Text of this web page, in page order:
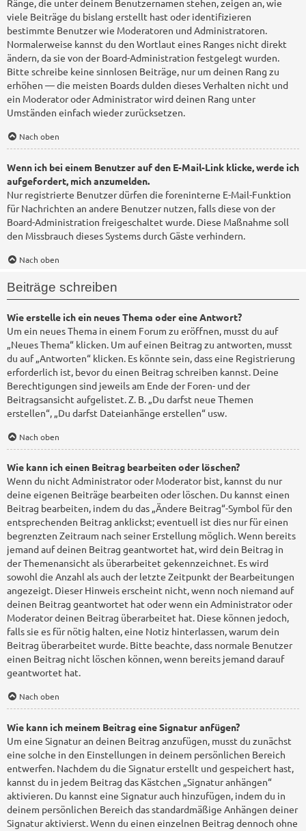
Ränge, die unter deinem Benutzernamen stehen, zeigen an, wie
viele Beiträge du bislang erstellt hast oder identifizieren
bestimmte Benutzer wie Moderatoren und Administratoren.
Normalerweise kannst du den Wortlaut eines Ranges nicht direkt
ändern, da sie von der Board-Administration festgelegt wurden.
Bitte schreibe keine sinnlosen Beiträge, nur um deinen Rang zu
erhöhen — die meisten Boards dulden dieses Verhalten nicht und
ein Moderator oder Administrator wird deinen Rang unter
Umständen einfach wieder zurücksetzen.
Nach oben
Wenn ich bei einem Benutzer auf den E-Mail-Link klicke, werde ich
aufgefordert, mich anzumelden.
Nur registrierte Benutzer dürfen die foreninterne E-Mail-Funktion
für Nachrichten an andere Benutzer nutzen, falls diese von der
Board-Administration freigeschaltet wurde. Diese Maßnahme soll
den Missbrauch dieses Systems durch Gäste verhindern.
Nach oben
Beiträge schreiben
Wie erstelle ich ein neues Thema oder eine Antwort?
Um ein neues Thema in einem Forum zu eröffnen, musst du auf
„Neues Thema“ klicken. Um auf einen Beitrag zu antworten, musst
du auf „Antworten“ klicken. Es könnte sein, dass eine Registrierung
erforderlich ist, bevor du einen Beitrag schreiben kannst. Deine
Berechtigungen sind jeweils am Ende der Foren- und der
Beitragsansicht aufgelistet. Z. B. „Du darfst neue Themen
erstellen“, „Du darfst Dateianhänge erstellen“ usw.
Nach oben
Wie kann ich einen Beitrag bearbeiten oder löschen?
Wenn du nicht Administrator oder Moderator bist, kannst du nur
deine eigenen Beiträge bearbeiten oder löschen. Du kannst einen
Beitrag bearbeiten, indem du das „Ändere Beitrag“-Symbol für den
entsprechenden Beitrag anklickst; eventuell ist dies nur für einen
begrenzten Zeitraum nach seiner Erstellung möglich. Wenn bereits
jemand auf deinen Beitrag geantwortet hat, wird dein Beitrag in
der Themenansicht als überarbeitet gekennzeichnet. Es wird
sowohl die Anzahl als auch der letzte Zeitpunkt der Bearbeitungen
angezeigt. Dieser Hinweis erscheint nicht, wenn noch niemand auf
deinen Beitrag geantwortet hat oder wenn ein Administrator oder
Moderator deinen Beitrag überarbeitet hat. Diese können jedoch,
falls sie es für nötig halten, eine Notiz hinterlassen, warum dein
Beitrag überarbeitet wurde. Bitte beachte, dass normale Benutzer
einen Beitrag nicht löschen können, wenn bereits jemand darauf
geantwortet hat.
Nach oben
Wie kann ich meinem Beitrag eine Signatur anfügen?
Um eine Signatur an deinen Beitrag anzufügen, musst du zunächst
eine solche in den Einstellungen in deinem persönlichen Bereich
entwerfen. Nachdem du die Signatur erstellt und gespeichert hast,
kannst du in jedem Beitrag das Kästchen „Signatur anhängen“
aktivieren. Du kannst eine Signatur auch hinzufügen, indem du in
deinem persönlichen Bereich das standardmäßige Anhängen deiner
Signatur aktivierst. Wenn du einen einzelnen Beitrag dennoch ohne